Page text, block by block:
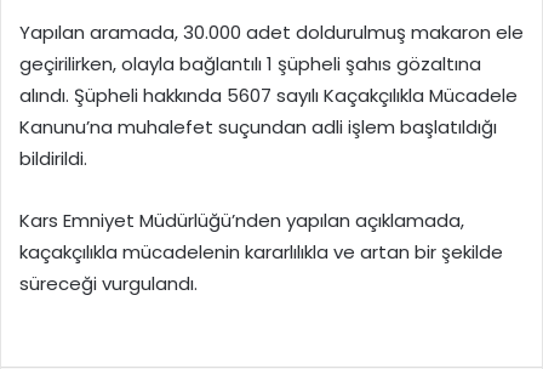
Yapılan aramada, 30.000 adet doldurulmuş makaron ele
geçirilirken, olayla bağlantılı 1 şüpheli şahıs gözaltına
alındı. Şüpheli hakkında 5607 sayılı Kaçakçılıkla Mücadele
Kanunu’na muhalefet suçundan adli işlem başlatıldığı
bildirildi.
Kars Emniyet Müdürlüğü’nden yapılan açıklamada,
kaçakçılıkla mücadelenin kararlılıkla ve artan bir şekilde
süreceği vurgulandı.